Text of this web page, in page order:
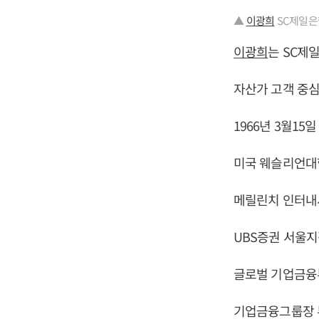
▲ 이광희 SC제일
이광희는 SC제
자산가 고객 중
1966년 3월15
미국 웨슬리언
메릴린치 인터
UBS증권 서울
글로벌 기업금
기업금융그룹장